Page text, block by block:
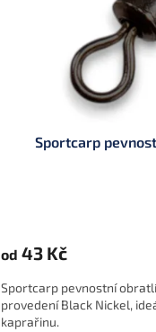
Sportcarp
od 43 Kč
Sportcarp pevnostní
provedení Black Nickel,
kaprařinu.